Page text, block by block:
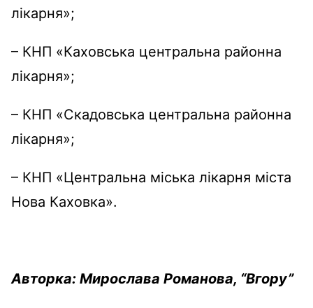
лікарня»;
– КНП «Каховська центральна районна
лікарня»;
– КНП «Скадовська центральна районна
лікарня»;
– КНП «Центральна міська лікарня міста
Нова Каховка».
Авторка: Мирослава Романова, “Вгору”